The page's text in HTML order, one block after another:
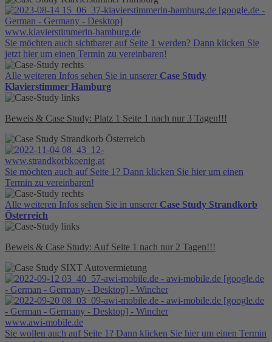
www.klavierstimmerin-hamburg.de
Sie möchten auch sichtbarer auf Seite 1 werden? Dann klicken Sie
jetzt hier um einen Termin zu vereinbaren!
Alle weiteren Infos sehen Sie in unserer Case Study
Klavierstimmer Hamburg
Beweis & Case Study: Platz 1 Seite 1 nach nur 3 Tagen!!!
www.strandkorbkoenig.at
Sie möchten auch auf Seite 1? Dann klicken Sie hier um einen
Termin zu vereinbaren!
Alle weiteren Infos sehen Sie in unserer Case Study Strandkorb
Österreich
Beweis & Case Study: Auf Seite 1 nach nur 2 Tagen!!!
www.awi-mobile.de
Sie wollen auch auf Seite 1? Dann klicken Sie hier um einen Termin